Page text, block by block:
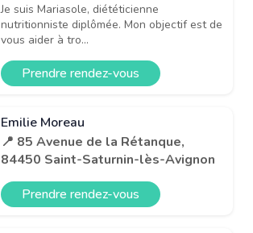
Je suis Mariasole, diététicienne
nutritionniste diplômée. Mon objectif est de
vous aider à tro...
Prendre rendez-vous
Emilie Moreau
📍 85 Avenue de la Rétanque,
84450 Saint-Saturnin-lès-Avignon
Prendre rendez-vous